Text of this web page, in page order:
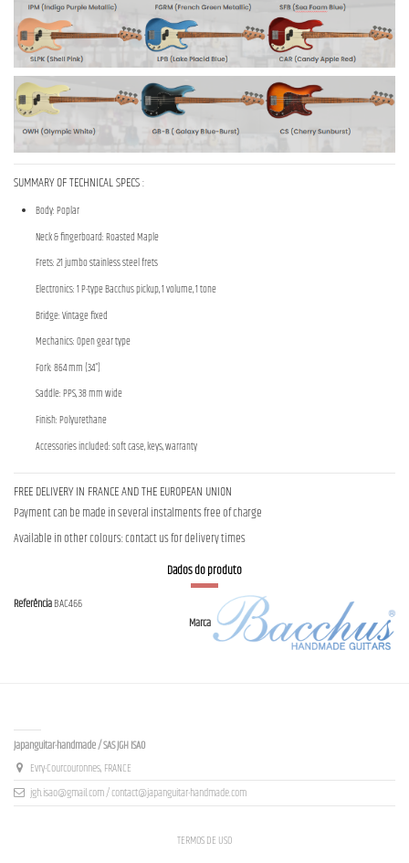
SUMMARY OF TECHNICAL SPECS:
Body: Poplar
Neck & fingerboard: Roasted Maple
Frets: 21 jumbo stainless steel frets
Electronics: 1 P-type Bacchus pickup, 1 volume, 1 tone
Bridge: Vintage fixed
Mechanics: Open gear type
Fork: 864 mm (34")
Saddle: PPS, 38 mm wide
Finish: Polyurethane
Accessories included: soft case, keys, warranty
FREE DELIVERY IN FRANCE AND THE EUROPEAN UNION
Payment can be made in several instalments free of charge
Available in other colours: contact us for delivery times
Dados do produto
Marca
ReferênciaBAC466
Japanguitar-handmade / SAS JGH ISAO
Evry-Courcouronnes, FRANCE
jgh.isao@gmail.com / contact@japanguitar-handmade.com
TERMOS DE USO